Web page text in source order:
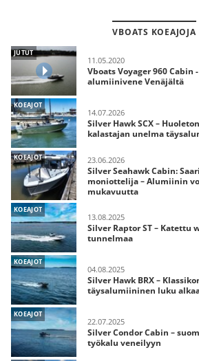
VBOATS KOEAJOJA
JUTUT
11.05.2020
Vboats Voyager 960 Cabin
alumiinivene Venäjältä
KOEAJOT
14.07.2026
Silver Hawk SCX –
kalastajan unelma
KOEAJOT 23.06.2026
Silver Seahawk Cabin:
moniottelija – Alumiinin
mukavuutta
KOEAJOT
13.08.2025
Silver Raptor ST – Katettu
tunnelmaa
KOEAJOT
04.08.2025
Silver Hawk BRX –
täysalumiininen luku
KOEAJOT
22.07.2025
Silver Condor Cabin –
työkalu veneilyyn